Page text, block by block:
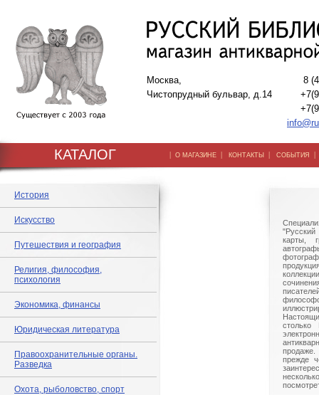
Москва,
Чистопрудный бульвар, д.14
8
КАТАЛОГ | О МАГАЗИНЕ | КОНТАКТЫ | СОБЫТИЯ
История
Искусство
Путешествия и география
Религия, философия,
психология
Экономика, финансы
Юридическая литература
Правоохранительные органы.
Разведка
Охота, рыболовство, спорт
"Русский
карты,
столько
прежде